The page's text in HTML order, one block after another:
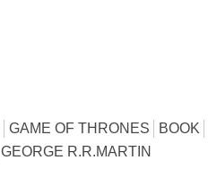
GAME OF THRONES BOOK
GEORGE R.R.MARTIN